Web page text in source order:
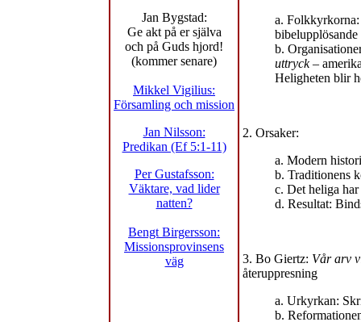
Jan Bygstad:
Ge akt på er själva
och på Guds hjord!
(kommer senare)
Mikkel Vigilius:
Församling och mission
Jan Nilsson:
Predikan (Ef 5:1-11)
Per Gustafsson:
Väktare, vad lider
natten?
Bengt Birgersson:
Missionsprovinsens
väg
a.
b.
uttryck–
Heligheten blir
2. Orsaker:
a. Modern
b. Traditionens
c. Det heliga har
d. Resultat:
3. Bo Giertz: Vår arv
återuppresning
a. Urkyrkan:
b.